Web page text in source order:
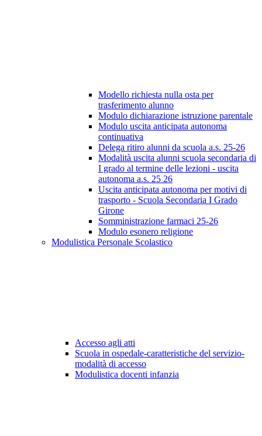
Modello richiesta nulla osta per
trasferimento alunno
Modulo dichiarazione istruzione parentale
Modulo uscita anticipata autonoma
continuativa
Delega ritiro alunni da scuola a.s. 25-26
Modalità uscita alunni scuola secondaria di
I grado al termine delle lezioni - uscita
autonoma a.s. 25 26
Uscita anticipata autonoma per motivi di
trasporto - Scuola Secondaria I Grado
Girone
Somministrazione farmaci 25-26
Modulo esonero religione
Modulistica Personale Scolastico
Accesso agli atti
Scuola in ospedale-caratteristiche del servizio-
modalità di accesso
Modulistica docenti infanzia